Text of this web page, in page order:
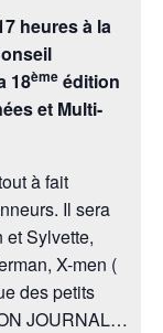
heures à la
18ème édition
et Multi-
à fait
Il sera
et Sylvette,
X-men (
des petits
JOURNAL…